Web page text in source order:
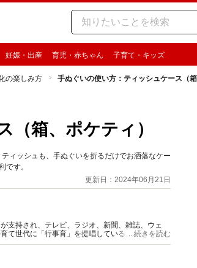
妊娠・出産 育児・赤ちゃん 子育て・キッズ
の楽しみ方 手ぬぐいの使い方：ティッシュケース（箱
（箱、ポケティ）
ィッシュも、手ぬぐいを折るだけでお洒落なケー
です。
更新日：2024年06月21日
支持され、テレビ、ラジオ、新聞、雑誌、ウェ
て世代に「行事育」を提唱している。著書、監修
...続きを読む